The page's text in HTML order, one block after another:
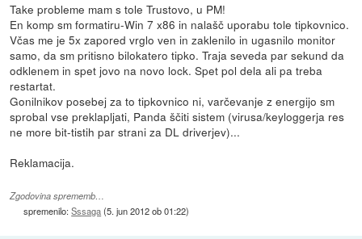
Take probleme mam s tole Trustovo, u PM!
En komp sm formatiru-Win 7 x86 in nalašč uporabu tole tipkovnico.
Včas me je 5x zapored vrglo ven in zaklenilo in ugasnilo monitor
samo, da sm pritisno bilokatero tipko. Traja seveda par sekund da
odklenem in spet jovo na novo lock. Spet pol dela ali pa treba
restartat.
Gonilnikov posebej za to tipkovnico ni, varčevanje z energijo sm
sprobal vse preklapljati, Panda ščiti sistem (virusa/keyloggerja res
ne more bit-tistih par strani za DL driverjev)...
Reklamacija.
Zgodovina sprememb…
spremenilo:Sssaga(5. jun 2012 ob 01:22)